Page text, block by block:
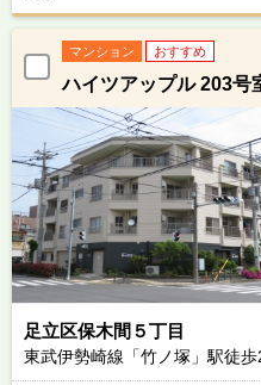
マンション おすすめ
ハイツアップル 203号
足立区保木間５丁目
東武伊勢崎線「竹ノ塚」駅徒歩